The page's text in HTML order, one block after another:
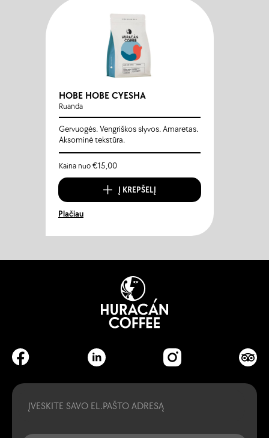
HOBE HOBE CYESHA
Ruanda
Gervuogės. Vengriškos slyvos. Amaretas.
Aksominė tekstūra.
Kaina nuo€15,00
Į KREPŠELĮ
Plačiau